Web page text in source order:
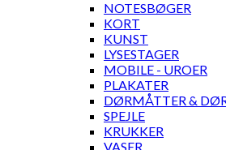
NOTESBØGER
KORT
KUNST
LYSESTAGER
MOBILE - UROER
PLAKATER
DØRMÅTTER &
SPEJLE
KRUKKER
VASER